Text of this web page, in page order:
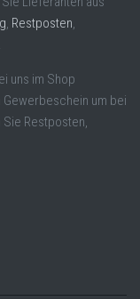
, Restposten,
uns im Shop
um bei
Restposten,